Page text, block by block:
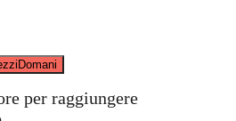
Domani
per raggiungere